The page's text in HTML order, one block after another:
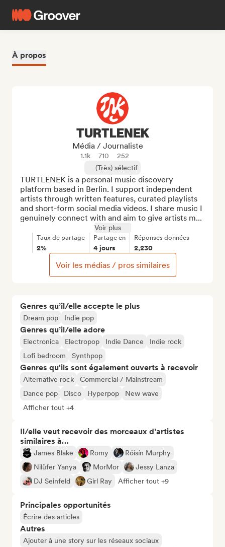
À propos
Genres qu’il/elle accepte le plus
Dream pop Indie pop
Genres qu’il/elle adore
Electronica Electropop Indie Dance
Indie rock
Lofi bedroom
Synthpop
Genres qu'ils sont également ouverts à recevoir
Alternative rock
Commercial / Mainstream
Dance pop
Disco Hyperpop
New wave
Afficher tout +4
Il/elle veut recevoir des morceaux d’artistes
similaires à…
James Blake Romy
Róisín Murphy
Nilüfer Yanya
MorMor
Jessy Lanza
DJ Seinfeld
Girl Ray Afficher tout +9
Principales opportunités
Écrire des articles
Autres
Ajouter à une story sur les réseaux sociaux
TURTLENEK
Média / Journaliste
1.1k 710
252
(Très) sélectif
TURTLENEK is a personal music discovery
platform based in Berlin. I support independent
artists through written features, curated playlists
and short-form social media videos. I share music I
genuinely connect with and aim to give artists m...
Voir plus
Taux de partage
2%
Partage en
4 jours
Réponses données
2,230
Voir les médias / pros similaires